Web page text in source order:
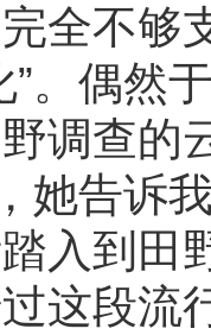
全不够
”。偶然
调查的
她告诉
入到田
这段流